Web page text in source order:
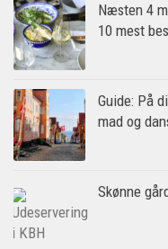
Næsten 4
10 mest
Guide: På
mad og
Skønne